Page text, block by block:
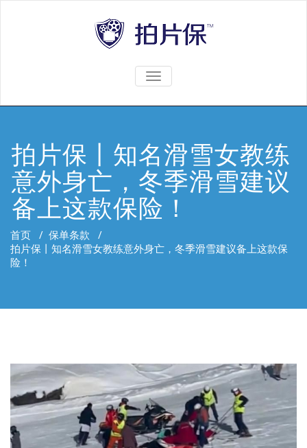
TOGGLE
拍片保丨知名滑雪女教练
意外身亡，冬季滑雪建议
备上这款保险！
首页 / 保单条款 /
拍片保丨知名滑雪女教练意外身亡，冬季滑雪建议备上这款保
险！